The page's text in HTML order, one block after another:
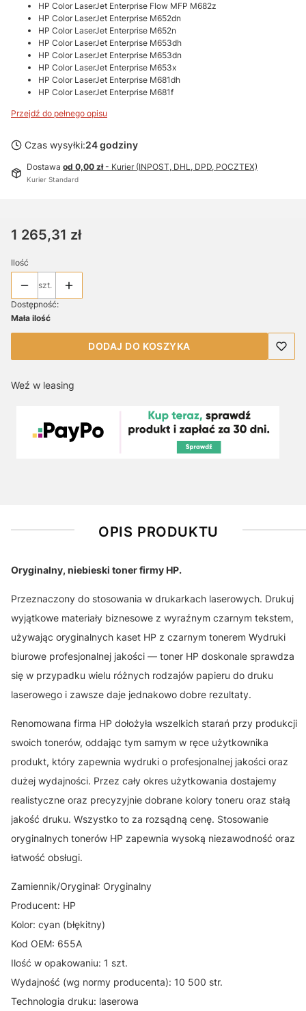
HP Color LaserJet Enterprise Flow MFP M682z
HP Color LaserJet Enterprise M652dn
HP Color LaserJet Enterprise M652n
HP Color LaserJet Enterprise M653dh
HP Color LaserJet Enterprise M653dn
HP Color LaserJet Enterprise M653x
HP Color LaserJet Enterprise M681dh
HP Color LaserJet Enterprise M681f
Przejdź do pełnego opisu
Czas wysyłki:24 godziny
Dostawa od 0,00 zł- Kurier (INPOST, DHL, DPD, POCZTEX)
Kurier Standard
Cena
1 265,31 zł
Ilość
szt.
Dostępność:
Mała ilość
DODAJ DO KOSZYKA
Weź w leasing
OPIS PRODUKTU
Oryginalny, niebieski toner firmy HP.
Przeznaczony do stosowania w drukarkach laserowych. Drukuj
wyjątkowe materiały biznesowe z wyraźnym czarnym tekstem,
używając oryginalnych kaset HP z czarnym tonerem Wydruki
biurowe profesjonalnej jakości — toner HP doskonale sprawdza
się w przypadku wielu różnych rodzajów papieru do druku
laserowego i zawsze daje jednakowo dobre rezultaty.
Renomowana firma HP dołożyła wszelkich starań przy produkcji
swoich tonerów, oddając tym samym w ręce użytkownika
produkt, który zapewnia wydruki o profesjonalnej jakości oraz
dużej wydajności. Przez cały okres użytkowania dostajemy
realistyczne oraz precyzyjnie dobrane kolory toneru oraz stałą
jakość druku. Wszystko to za rozsądną cenę. Stosowanie
oryginalnych tonerów HP zapewnia wysoką niezawodność oraz
łatwość obsługi.
Zamiennik/Oryginał: Oryginalny
Producent: HP
Kolor: cyan (błękitny)
Kod OEM: 655A
Ilość w opakowaniu: 1 szt.
Wydajność (wg normy producenta): 10 500 str.
Technologia druku: laserowa